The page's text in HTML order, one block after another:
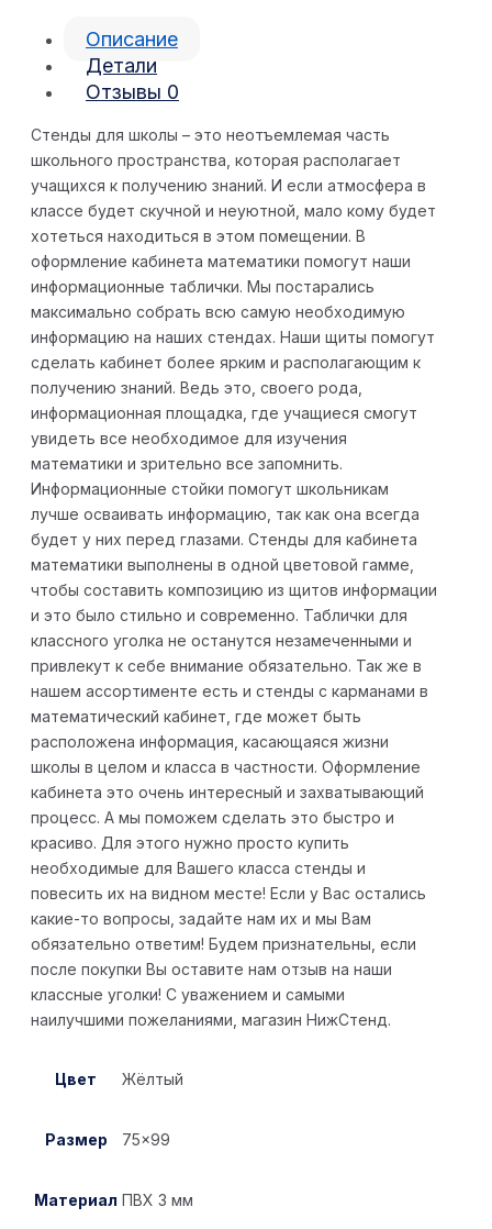
Описание
Детали
Отзывы 0
Стенды для школы – это неотъемлемая часть
школьного пространства, которая располагает
учащихся к получению знаний. И если атмосфера в
классе будет скучной и неуютной, мало кому будет
хотеться находиться в этом помещении. В
оформление кабинета математики помогут наши
информационные таблички. Мы постарались
максимально собрать всю самую необходимую
информацию на наших стендах. Наши щиты помогут
сделать кабинет более ярким и располагающим к
получению знаний. Ведь это, своего рода,
информационная площадка, где учащиеся смогут
увидеть все необходимое для изучения
математики и зрительно все запомнить.
Информационные стойки помогут школьникам
лучше осваивать информацию, так как она всегда
будет у них перед глазами. Стенды для кабинета
математики выполнены в одной цветовой гамме,
чтобы составить композицию из щитов информации
и это было стильно и современно. Таблички для
классного уголка не останутся незамеченными и
привлекут к себе внимание обязательно. Так же в
нашем ассортименте есть и стенды с карманами в
математический кабинет, где может быть
расположена информация, касающаяся жизни
школы в целом и класса в частности. Оформление
кабинета это очень интересный и захватывающий
процесс. А мы поможем сделать это быстро и
красиво. Для этого нужно просто купить
необходимые для Вашего класса стенды и
повесить их на видном месте! Если у Вас остались
какие-то вопросы, задайте нам их и мы Вам
обязательно ответим! Будем признательны, если
после покупки Вы оставите нам отзыв на наши
классные уголки! С уважением и самыми
наилучшими пожеланиями, магазин НижСтенд.
Цвет Жёлтый
Размер 75×99
Материал ПВХ 3 мм